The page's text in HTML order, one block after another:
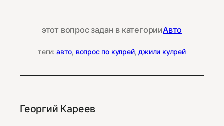
этот вопрос задан в категорииАвто
теги: авто, вопрос по кулрей, джили кулрей
Георгий Кареев